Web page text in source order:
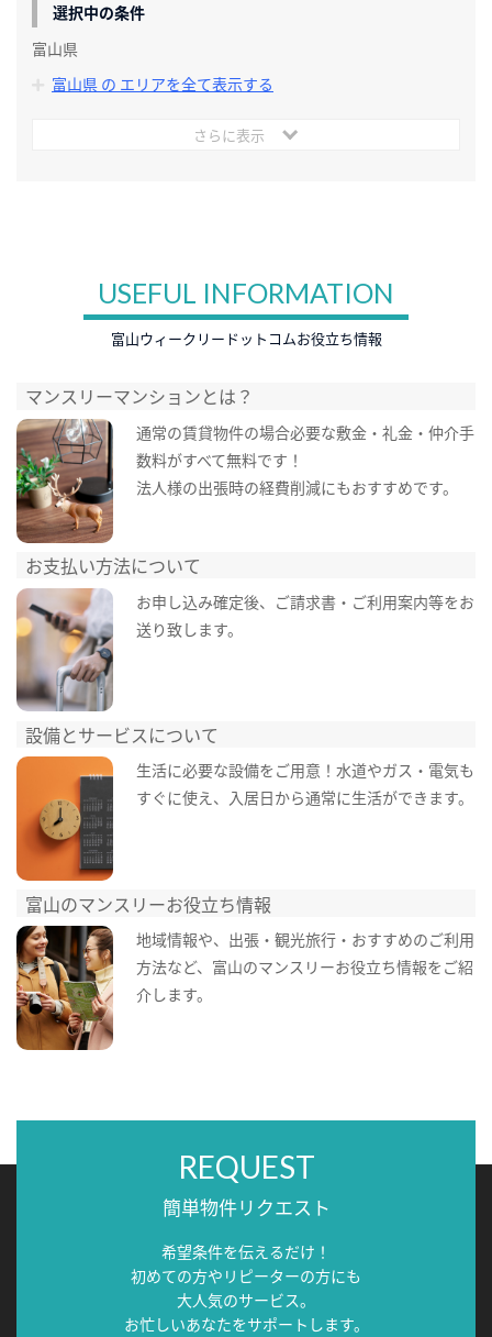
選択中の条件
富山県
富山県 の エリアを全て表示する
さらに表示
USEFUL INFORMATION
富山ウィークリードットコムお役立ち情報
マンスリーマンションとは？
通常の賃貸物件の場合必要な敷金・礼金・仲介手
数料がすべて無料です！
法人様の出張時の経費削減にもおすすめです。
お支払い方法について
お申し込み確定後、ご請求書・ご利用案内等をお
送り致します。
設備とサービスについて
生活に必要な設備をご用意！水道やガス・電気も
すぐに使え、入居日から通常に生活ができます。
富山のマンスリーお役立ち情報
地域情報や、出張・観光旅行・おすすめのご利用
方法など、富山のマンスリーお役立ち情報をご紹
介します。
REQUEST
簡単物件リクエスト
希望条件を伝えるだけ！
初めての方やリピーターの方にも
大人気のサービス。
お忙しいあなたをサポートします。